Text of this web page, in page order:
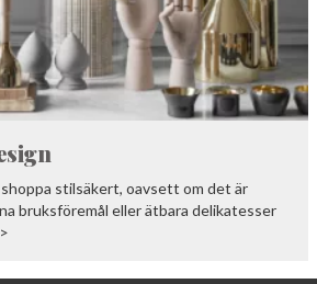
stilsäkert, oavsett om det är
bruksföremål eller ätbara delikatesser